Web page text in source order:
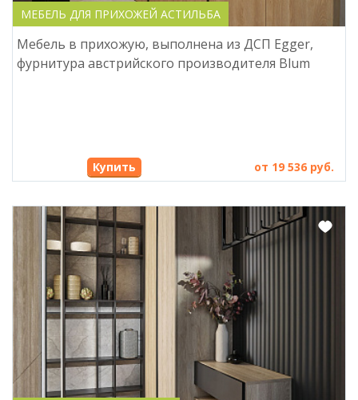
МЕБЕЛЬ ДЛЯ ПРИХОЖЕЙ АСТИЛЬБА
Мебель в прихожую, выполнена из ДСП Egger,
фурнитура австрийского производителя Blum
Купить от 19 536 руб.